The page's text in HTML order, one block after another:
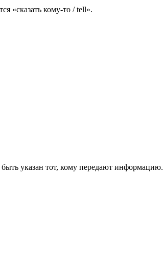
«сказать кому-то / tell».
указан тот, кому передают информацию.